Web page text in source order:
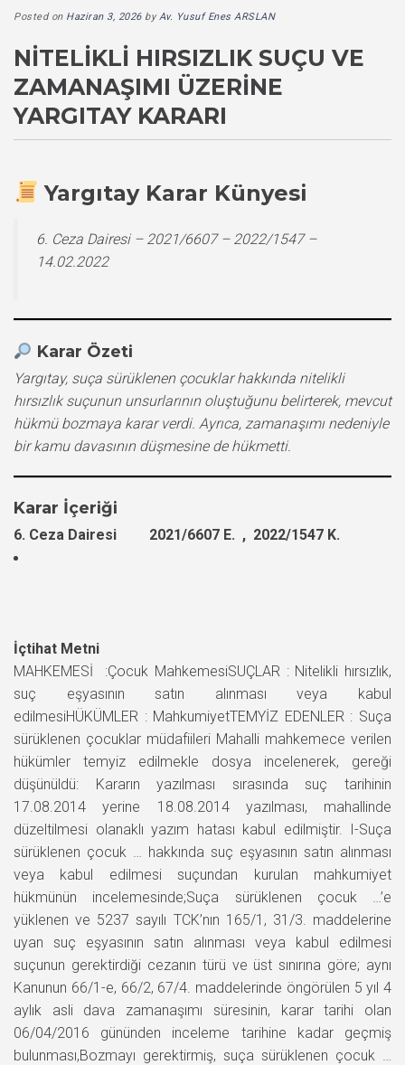
Posted on Haziran 3, 2026byAv. Yusuf Enes ARSLAN
NITELIKLI HIRSIZLIK SUÇU VE
ZAMANAŞIMI ÜZERINE
YARGITAY KARARI
Yargıtay Karar Künyesi
6. Ceza Dairesi – 2021/6607 – 2022/1547 –
14.02.2022
Karar Özeti
Yargıtay, suça sürüklenen çocuklar hakkında nitelikli
hırsızlık suçunun unsurlarının oluştuğunu belirterek, mevcut
hükmü bozmaya karar verdi. Ayrıca, zamanaşımı nedeniyle
bir kamu davasının düşmesine de hükmetti.
Karar İçeriği
6. Ceza Dairesi 2021/6607 E. , 2022/1547 K.
İçtihat Metni
MAHKEMESİ :Çocuk MahkemesiSUÇLAR : Nitelikli hırsızlık,
suç eşyasının satın alınması veya kabul
edilmesiHÜKÜMLER : MahkumiyetTEMYİZ EDENLER : Suça
sürüklenen çocuklar müdafiileri Mahalli mahkemece verilen
hükümler temyiz edilmekle dosya incelenerek, gereği
düşünüldü: Kararın yazılması sırasında suç tarihinin
17.08.2014 yerine 18.08.2014 yazılması, mahallinde
düzeltilmesi olanaklı yazım hatası kabul edilmiştir. I-Suça
sürüklenen çocuk … hakkında suç eşyasının satın alınması
veya kabul edilmesi suçundan kurulan mahkumiyet
hükmünün incelemesinde;Suça sürüklenen çocuk …’e
yüklenen ve 5237 sayılı TCK’nın 165/1, 31/3. maddelerine
uyan suç eşyasının satın alınması veya kabul edilmesi
suçunun gerektirdiği cezanın türü ve üst sınırına göre; aynı
Kanunun 66/1-e, 66/2, 67/4. maddelerinde öngörülen 5 yıl 4
aylık asli dava zamanaşımı süresinin, karar tarihi olan
06/04/2016 gününden inceleme tarihine kadar geçmiş
bulunması,Bozmayı gerektirmiş, suça sürüklenen çocuk …